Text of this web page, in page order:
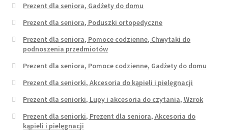
Prezent dla seniora, Gadżety do domu
Prezent dla seniora, Poduszki ortopedyczne
Prezent dla seniora, Pomoce codzienne, Chwytaki do
podnoszenia przedmiotów
Prezent dla seniora, Pomoce codzienne, Gadżety do domu
Prezent dla seniorki, Akcesoria do kąpieli i pielęgnacji
Prezent dla seniorki, Lupy i akcesoria do czytania, Wzrok
Prezent dla seniorki, Prezent dla seniora, Akcesoria do
kąpieli i pielęgnacji